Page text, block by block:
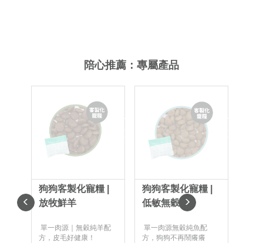
陪心推薦：專屬產品
補
狗狗客製化寵糧 |
放牧鮮羊
單一肉源｜無穀純羊配
方，皮毛好健康！
補
狗狗客製化寵糧 |
低敏無穀
單一肉源無穀純魚配
方，狗狗不再鬧癢癢